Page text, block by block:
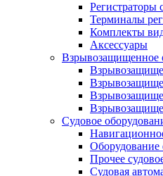
Регистраторы
Терминалы
Комплекты
Аксессуары
Взрывозащищенное
Судовое
Оборудование
Прочее
Судовая